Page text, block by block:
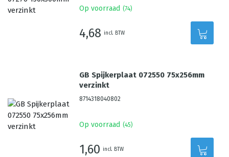
Op voorraad (74)
4,68 incl. BTW
GB Spijkerplaat 072550 75x256mm
verzinkt
8714318040802
Op voorraad (45)
1,60 incl. BTW